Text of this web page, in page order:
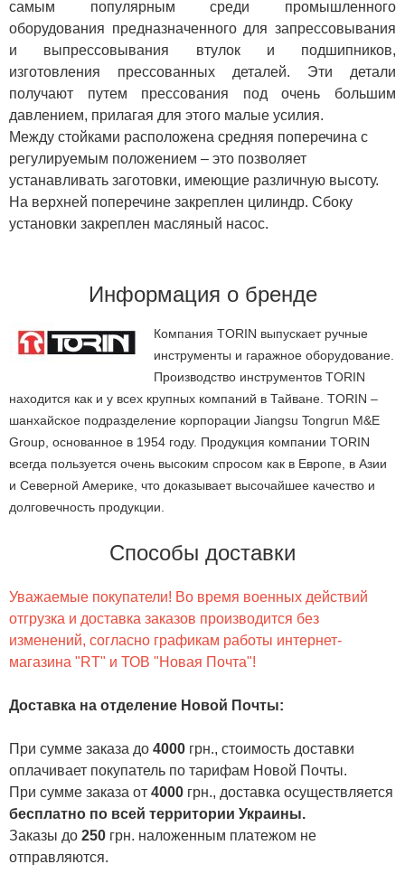
самым популярным среди промышленного
оборудования предназначенного для запрессовывания
и выпрессовывания втулок и подшипников,
изготовления прессованных деталей. Эти детали
получают путем прессования под очень большим
давлением, прилагая для этого малые усилия.
Между стойками расположена средняя поперечина с
регулируемым положением – это позволяет
устанавливать заготовки, имеющие различную высоту.
На верхней поперечине закреплен цилиндр. Сбоку
установки закреплен масляный насос.
Информация о бренде
Компания TORIN выпускает ручные
инструменты и гаражное оборудование.
Производство инструментов TORIN
находится как и у всех крупных компаний в Тайване. TORIN –
шанхайское подразделение корпорации Jiangsu Tongrun M&E
Group, основанное в 1954 году. Продукция компании TORIN
всегда пользуется очень высоким спросом как в Европе, в Азии
и Северной Америке, что доказывает высочайшее качество и
долговечность продукции.
Способы доставки
Уважаемые покупатели! Во время военных действий
отгрузка и доставка заказов производится без
изменений, согласно графикам работы интернет-
магазина "RT" и ТОВ "Новая Почта"!
Доставка на отделение Новой Почты:
При сумме заказа до 4000 грн., стоимость доставки
оплачивает покупатель по тарифам Новой Почты.
При сумме заказа от 4000 грн., доставка осуществляется
бесплатно по всей территории Украины.
Заказы до 250 грн. наложенным платежом не
отправляются.